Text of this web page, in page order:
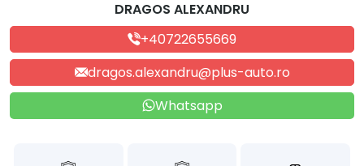
DRAGOS ALEXANDRU
+40722655669
dragos.alexandru@plus-auto.ro
Whatsapp